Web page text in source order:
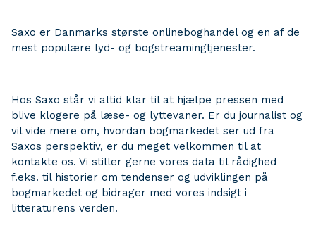
Saxo er Danmarks største onlineboghandel og en af de
mest populære lyd- og bogstreamingtjenester.
Hos Saxo står vi altid klar til at hjælpe pressen med
blive klogere på læse- og lyttevaner. Er du journalist og
vil vide mere om, hvordan bogmarkedet ser ud fra
Saxos perspektiv, er du meget velkommen til at
kontakte os. Vi stiller gerne vores data til rådighed
f.eks. til historier om tendenser og udviklingen på
bogmarkedet og bidrager med vores indsigt i
litteraturens verden.